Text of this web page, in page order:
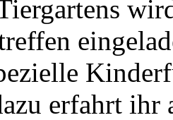
erfahrt ihr